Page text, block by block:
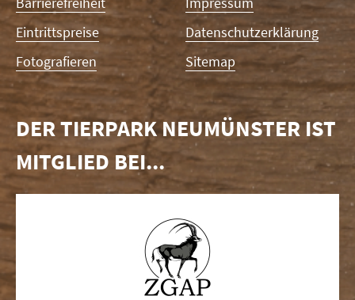
Eintrittspreise
Fotografieren
Datenschutzerklärung
Sitemap
DER TIERPARK NEUMÜNSTER IST
MITGLIED BEI...